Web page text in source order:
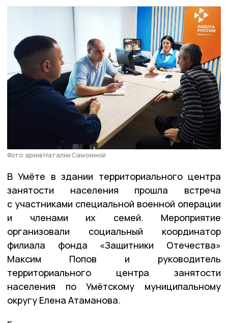
Фото: архив Наталии Самохиной
В Умёте в здании территориального центра
занятости населения прошла встреча
с участниками специальной военной операции
и членами их семей. Мероприятие
организовали социальный координатор
филиала фонда «Защитники Отечества»
Максим Попов и руководитель
территориального центра занятости
населения по Умётскому муниципальному
округу Елена Атаманова.